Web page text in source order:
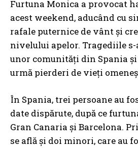
Furtuna Monica a provocat
acest weekend, aducând cu
rafale puternice de vânt și
nivelului apelor. Tragediile s-
unor comunități din Spania
urmă pierderi de vieți
În Spania, trei persoane au
date dispărute, după ce
Gran Canaria și Barcelona.
se află și doi minori, care au